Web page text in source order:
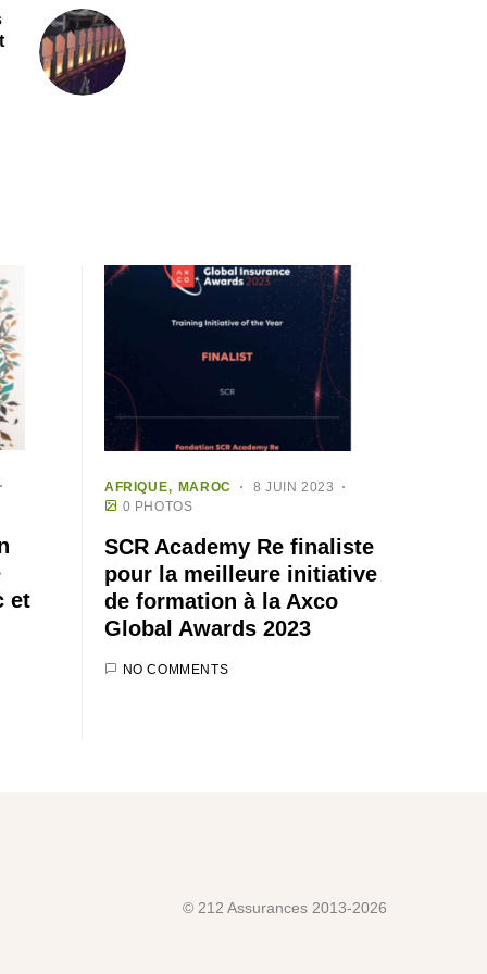
et
AFRIQUE MAROC
8 JUIN 2023
0 PHOTOS
SCR Academy Re finaliste
pour la meilleure initiative
de formation à la Axco
Global Awards 2023
NO COMMENTS
© 212 Assurances 2013-2026